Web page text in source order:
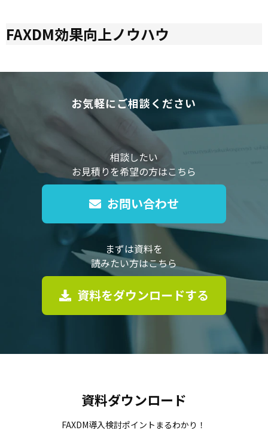
FAXDM効果向上ノウハウ
お気軽にご相談ください
相談したい
お見積りを希望の方はこちら
お問い合わせ
まずは資料を
読みたい方はこちら
資料をダウンロードする
資料ダウンロード
FAXDM導入検討ポイントまるわかり！